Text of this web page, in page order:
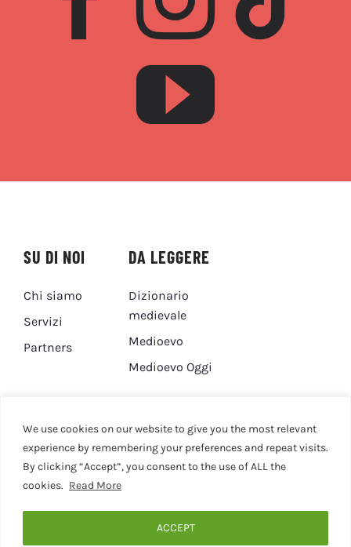
We use cookies on our website to give you the most relevant
experience by remembering your preferences and repeat visits.
By clicking “Accept”, you consent to the use of ALL the
cookies. Read More
ACCEPT
SU DI NOI
Chi siamo
Servizi
Partners
DA LEGGERE
Dizionario
medievale
Medioevo
Medioevo Oggi
DA GUARDARE
Canale YouTube
CONTATTI
Contatti